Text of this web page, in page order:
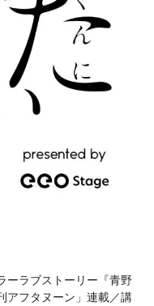
ーラブストーリー『青野
アフタヌーン」連載／講